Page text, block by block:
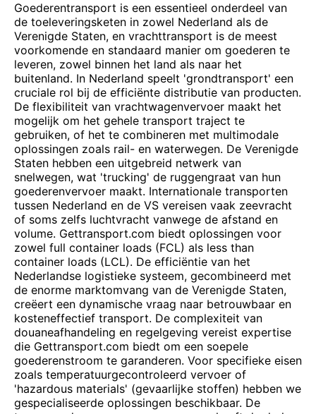
Goederentransport is een essentieel onderdeel van
de toeleveringsketen in zowel Nederland als de
Verenigde Staten, en vrachttransport is de meest
voorkomende en standaard manier om goederen te
leveren, zowel binnen het land als naar het
buitenland. In Nederland speelt 'grondtransport' een
cruciale rol bij de efficiënte distributie van producten.
De flexibiliteit van vrachtwagenvervoer maakt het
mogelijk om het gehele transport traject te
gebruiken, of het te combineren met multimodale
oplossingen zoals rail- en waterwegen. De Verenigde
Staten hebben een uitgebreid netwerk van
snelwegen, wat 'trucking' de ruggengraat van hun
goederenvervoer maakt. Internationale transporten
tussen Nederland en de VS vereisen vaak zeevracht
of soms zelfs luchtvracht vanwege de afstand en
volume. Gettransport.com biedt oplossingen voor
zowel full container loads (FCL) als less than
container loads (LCL). De efficiëntie van het
Nederlandse logistieke systeem, gecombineerd met
de enorme marktomvang van de Verenigde Staten,
creëert een dynamische vraag naar betrouwbaar en
kosteneffectief transport. De complexiteit van
douaneafhandeling en regelgeving vereist expertise
die Gettransport.com biedt om een soepele
goederenstroom te garanderen. Voor specifieke eisen
zoals temperatuurgecontroleerd vervoer of
'hazardous materials' (gevaarlijke stoffen) hebben we
gespecialiseerde oplossingen beschikbaar. De